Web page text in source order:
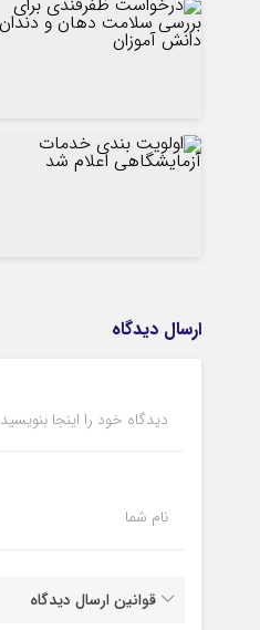
ارسال دیدگاه
دیدگاه خود را اینجا بنویسید
نام شما
قوانین ارسال دیدگاه